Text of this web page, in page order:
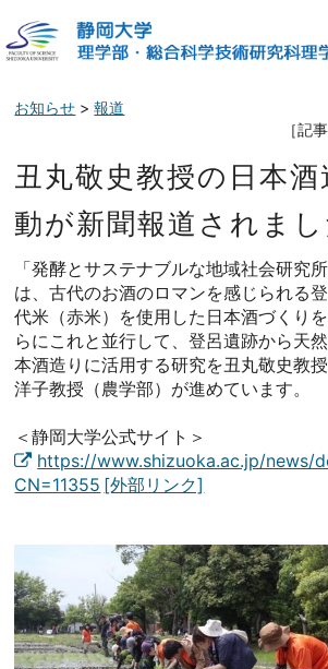
お知らせ >報道
［記
丑丸敬史教授の日本
動が新聞報道されまし
「発酵とサステナブルな地域社会研究
は、古代のお酒のロマンを感じられる
代米（赤米）を使用した日本酒づくり
らにこれと並行して、登呂遺跡から天
本酒造りに活用する研究を丑丸敬史教
洋子教授（農学部）が進めています。
＜静岡大学公式サイト＞
https://www.shizuoka.ac.jp/news/
CN=11355